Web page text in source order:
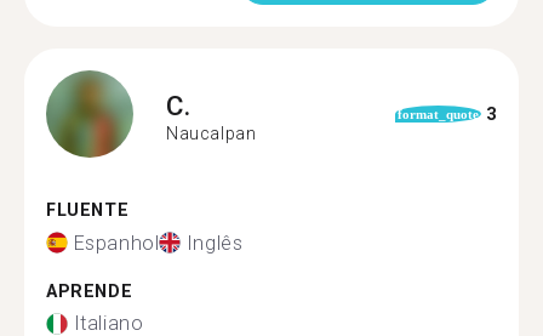
C.
Naucalpan
format_quote 3
FLUENTE
Espanhol Inglês
APRENDE
Italiano